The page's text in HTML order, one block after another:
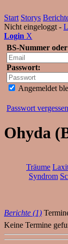
Start Storys
Nicht eingeloggt -
Login X
BS-Nummer
Passwort:
Angemeldet
Passwort
Ohyda
Träume
Syndrom
Berichte (1)
Keine Termine